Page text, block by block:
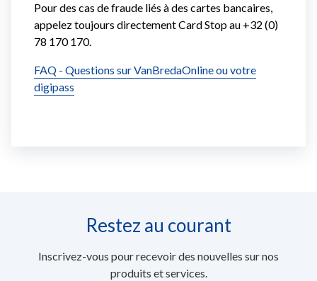
Pour des cas de fraude liés à des cartes bancaires,
appelez toujours directement Card Stop au +32 (0)
78 170 170.
FAQ - Questions sur VanBredaOnline ou votre
digipass
Restez au courant
Inscrivez-vous pour recevoir des nouvelles sur nos
produits et services.